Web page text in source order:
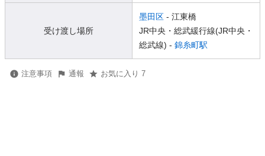
受け渡し場所
墨田区 - 江東橋
JR中央・総武緩行線(JR中央・
総武線) - 錦糸町駅
注意事項 通報 お気に入り 7